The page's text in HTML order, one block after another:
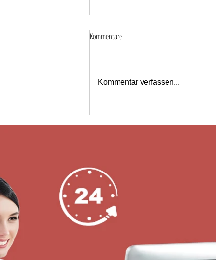
Schließfachschlössern
Kommentare
Kommentar verfassen...